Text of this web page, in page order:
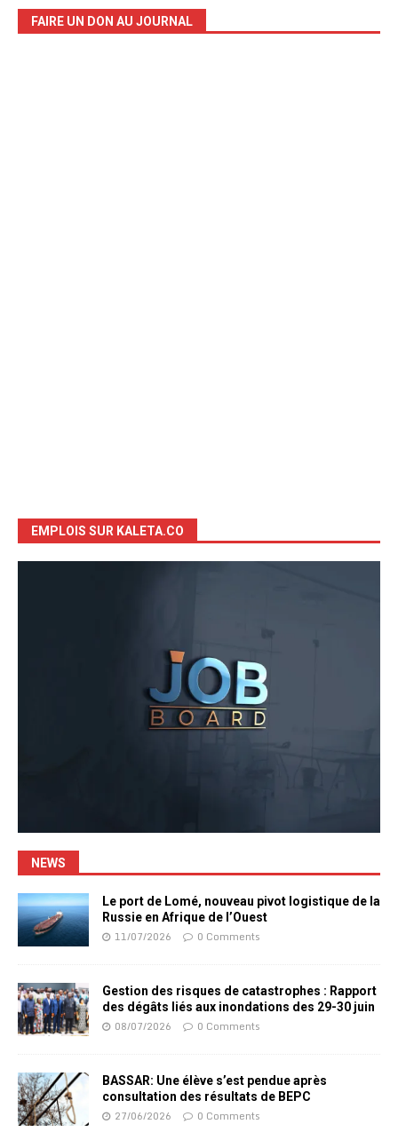
FAIRE UN DON AU JOURNAL
EMPLOIS SUR KALETA.CO
NEWS
Le port de Lomé, nouveau pivot logistique de la
Russie en Afrique de l’Ouest
11/07/2026 0 Comments
Gestion des risques de catastrophes : Rapport
des dégâts liés aux inondations des 29-30 juin
08/07/2026 0 Comments
BASSAR: Une élève s’est pendue après
consultation des résultats de BEPC
27/06/2026 0 Comments